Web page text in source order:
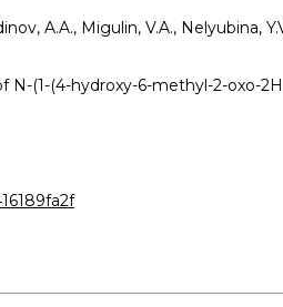
A.A., Migulin, V.A., Nelyubina,
(1-(4-hydroxy-6-methyl-2-oxo-